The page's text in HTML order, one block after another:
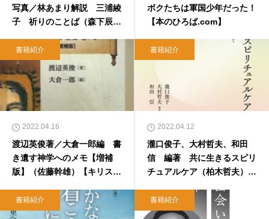
写真／林あまり解説 三浦綾
子 祈りのことば（森下辰
ボクたちは軍国少年だった！
【本のひろば.com】
書籍紹介
2022.04.16
渡辺英俊著／大倉一郎編 書
き遺す神学へのメモ【増補
版】（佐藤幹雄）【キリスト
m】
書籍紹介
2022.04.12
瀧口俊子、大村哲夫、和田
信 編著 共に生きるスピリ
チュアルケア（柏木哲夫）
ろば.com】
書籍紹介 書籍紹介